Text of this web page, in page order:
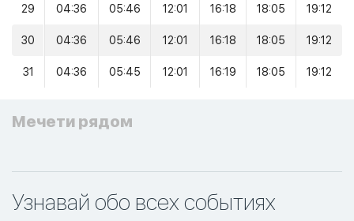
29 04:36 05:46 12:01 16:18 18:05 19:12
30 04:36 05:46 12:01 16:18 18:05 19:12
31 04:36 05:45 12:01 16:19 18:05 19:12
Мечети рядом
Узнавай обо всех событиях